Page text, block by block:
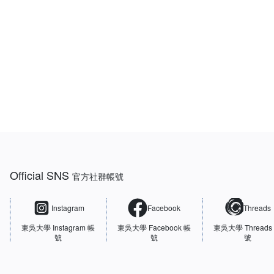
Official SNS 官方社群帳號
Instagram
東吳大學 Instagram 帳
號
Facebook
東吳大學 Facebook 帳
號
Threads
東吳大學Threads
號